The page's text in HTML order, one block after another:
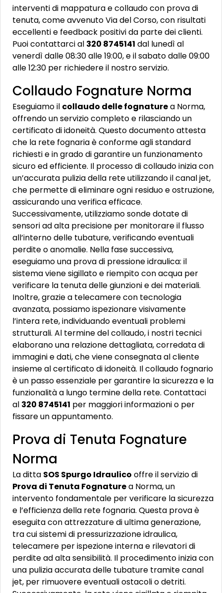
interventi di mappatura e collaudo con prova di
tenuta, come avvenuto Via del Corso, con risultati
eccellenti e feedback positivi da parte dei clienti.
Puoi contattarci al 320 8745141 dal lunedì al
venerdì dalle 08:30 alle 19:00, e il sabato dalle 09:00
alle 12:30 per richiedere il nostro servizio.
Collaudo Fognature Norma
Eseguiamo il collaudo delle fognaturea Norma,
offrendo un servizio completo e rilasciando un
certificato di idoneità. Questo documento attesta
che la rete fognaria è conforme agli standard
richiesti e in grado di garantire un funzionamento
sicuro ed efficiente. Il processo di collaudo inizia con
un’accurata pulizia della rete utilizzando il canal jet,
che permette di eliminare ogni residuo e ostruzione,
assicurando una verifica efficace.
Successivamente, utilizziamo sonde dotate di
sensori ad alta precisione per monitorare il flusso
all’interno delle tubature, verificando eventuali
perdite o anomalie. Nella fase successiva,
eseguiamo una prova di pressione idraulica: il
sistema viene sigillato e riempito con acqua per
verificare la tenuta delle giunzioni e dei materiali.
Inoltre, grazie a telecamere con tecnologia
avanzata, possiamo ispezionare visivamente
l’intera rete, individuando eventuali problemi
strutturali. Al termine del collaudo, i nostri tecnici
elaborano una relazione dettagliata, corredata di
immagini e dati, che viene consegnata al cliente
insieme al certificato di idoneità. Il collaudo fognario
è un passo essenziale per garantire la sicurezza e la
funzionalità a lungo termine della rete. Contattaci
al 320 8745141 per maggiori informazioni o per
fissare un appuntamento.
Prova di Tenuta Fognature
Norma
La ditta SOS Spurgo Idraulico offre il servizio di
Prova di Tenuta Fognaturea Norma, un
intervento fondamentale per verificare la sicurezza
e l’efficienza della rete fognaria. Questa prova è
eseguita con attrezzature di ultima generazione,
tra cui sistemi di pressurizzazione idraulica,
telecamere per ispezione interna e rilevatori di
perdite ad alta sensibilità. Il procedimento inizia con
una pulizia accurata delle tubature tramite canal
jet, per rimuovere eventuali ostacoli o detriti.